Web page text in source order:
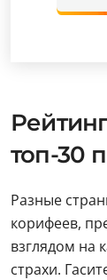
топ-30
Разные
корифеев,
взглядом на
страхи.